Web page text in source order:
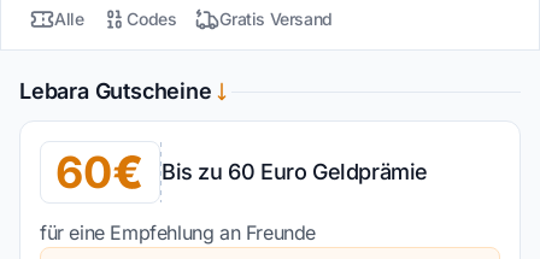
Alle Codes Gratis Versand
Lebara Gutscheine
60 Bis zu 60 Euro Geldprämie
für eine Empfehlung an Freunde